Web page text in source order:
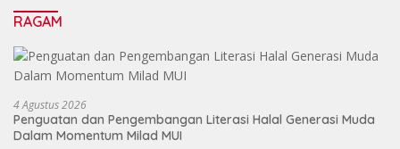
RAGAM
4 Agustus 2026
Penguatan dan Pengembangan Literasi Halal Generasi Muda
Dalam Momentum Milad MUI